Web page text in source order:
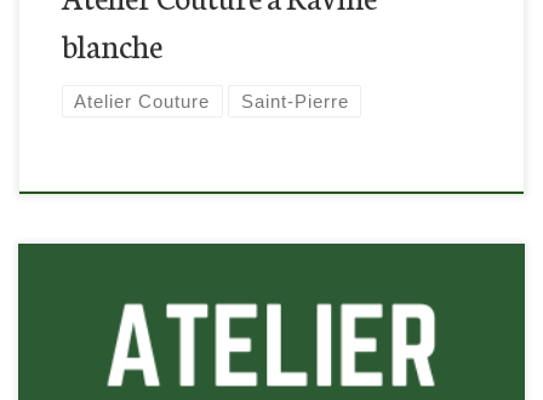
blanche
Atelier Couture Saint-Pierre
Retrouvez-nous à Ravine blanche à Saint-Pierre pour cette